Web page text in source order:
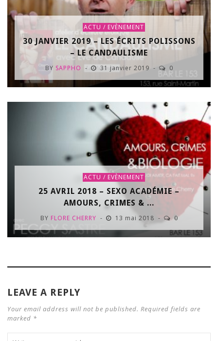
ACTU / EVÈNEMENT
30 JANVIER 2019 – LES ÉCRITS POLISSONS
– LE CANDAULISME
BY SAPPHO 31 janvier 2019 0
ACTU / EVÈNEMENT
25 AVRIL 2018 – SEXO ACADÉMIE –
AMOURS, CRIMES & ...
BY FLORE CHERRY 13 mai 2018 0
LEAVE A REPLY
Your email address will not be published. Required fields are
marked *